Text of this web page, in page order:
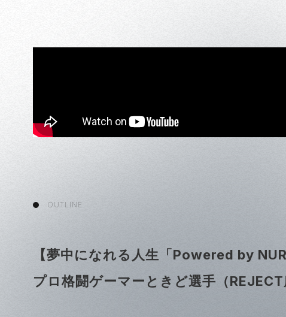
OUTLINE
【夢中になれる人生「Powered by
プロ格闘ゲーマーときど選手（